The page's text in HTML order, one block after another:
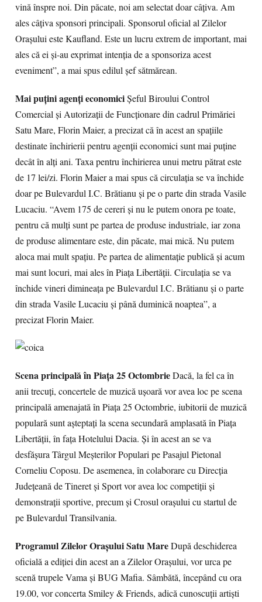
vină înspre noi. Din păcate, noi am selectat doar câţiva. Am
ales câţiva sponsori principali. Sponsorul oficial al Zilelor
Oraşului este Kaufland. Este un lucru extrem de important, mai
ales că ei şi-au exprimat intenţia de a sponsoriza acest
eveniment”, a mai spus edilul şef sătmărean.
Mai puţini agenţi economiciŞeful Biroului Control
Comercial şi Autorizaţii de Funcţionare din cadrul Primăriei
Satu Mare, Florin Maier, a precizat că în acest an spaţiile
destinate închirierii pentru agenţii economici sunt mai puţine
decât în alţi ani. Taxa pentru închirierea unui metru pătrat este
de 17 lei/zi. Florin Maier a mai spus că circulaţia se va închide
doar pe Bulevardul I.C. Brătianu şi pe o parte din strada Vasile
Lucaciu. “Avem 175 de cereri şi nu le putem onora pe toate,
pentru că mulţi sunt pe partea de produse industriale, iar zona
de produse alimentare este, din păcate, mai mică. Nu putem
aloca mai mult spaţiu. Pe partea de alimentaţie publică şi acum
mai sunt locuri, mai ales în Piaţa Libertăţii. Circulaţia se va
închide vineri dimineaţa pe Bulevardul I.C. Brătianu şi o parte
din strada Vasile Lucaciu şi până duminică noaptea”, a
precizat Florin Maier.
Scena principală în Piaţa 25 OctombrieDacă, la fel ca în
anii trecuţi, concertele de muzică uşoară vor avea loc pe scena
principală amenajată în Piaţa 25 Octombrie, iubitorii de muzică
populară sunt aşteptaţi la scena secundară amplasată în Piaţa
Libertăţii, în faţa Hotelului Dacia. Şi în acest an se va
desfăşura Târgul Meşterilor Populari pe Pasajul Pietonal
Corneliu Coposu. De asemenea, în colaborare cu Direcţia
Judeţeană de Tineret şi Sport vor avea loc competiţii şi
demonstraţii sportive, precum şi Crosul oraşului cu startul de
pe Bulevardul Transilvania.
Programul Zilelor Oraşului Satu MareDupă deschiderea
oficială a ediţiei din acest an a Zilelor Oraşului, vor urca pe
scenă trupele Vama şi BUG Mafia. Sâmbătă, începând cu ora
19.00, vor concerta Smiley & Friends, adică cunoscuţii artişti